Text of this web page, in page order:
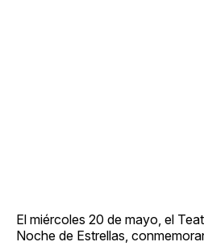
El miércoles 20 de mayo, el
Noche de Estrellas,